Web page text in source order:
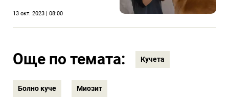
13 окт. 2023 | 08:00
Още по темата: Кучета
Болно куче Миозит